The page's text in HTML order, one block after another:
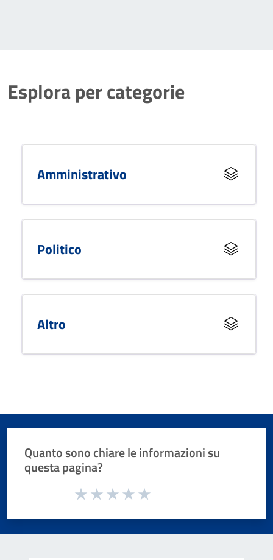
Esplora per categorie
Amministrativo
Politico
Altro
Quanto sono chiare le informazioni su
questa pagina?
Valuta da 1 a 5 stelle la pagina